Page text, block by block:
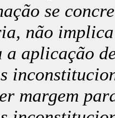
se
não
a aplicação
margem